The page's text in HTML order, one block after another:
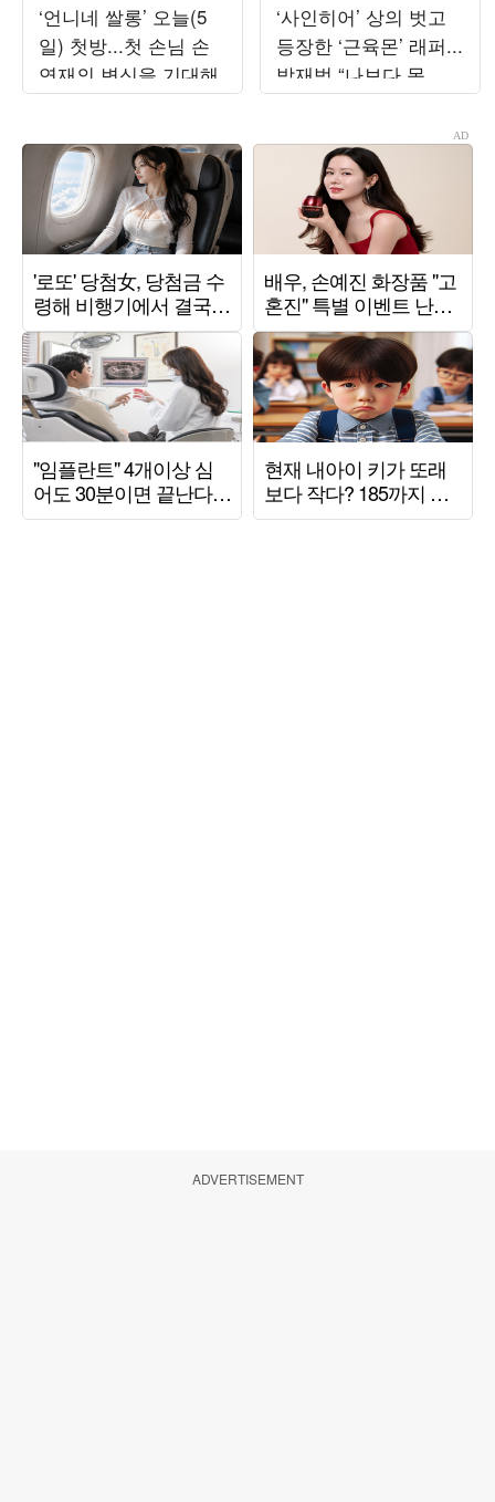
‘언니네 쌀롱’ 오늘(5
일) 첫방...첫 손님 손
연재의 변신을 기대해
‘사인히어’ 상의 벗고
등장한 ‘근육몬’ 래퍼...
박재범 “나보다 몸 좋
다”
ADVERTISEMENT